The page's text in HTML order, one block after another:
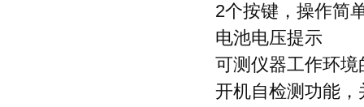
2个按键，操作简
电池电压提示
可测仪器工作环境
开机自检测功能，